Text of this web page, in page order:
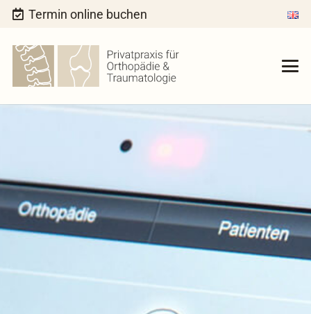
Termin online buchen